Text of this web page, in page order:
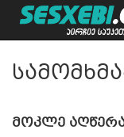
მოკლე